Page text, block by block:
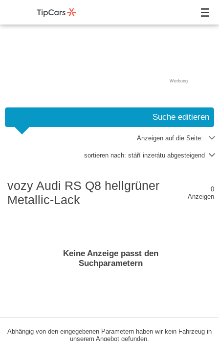
Werbung
Suche editieren
Anzeigen auf die Seite:
sortieren nach: stáří inzerátu abgesteigend
vozy Audi RS Q8 hellgrüner
Metallic-Lack
0
Anzeigen
Keine Anzeige passt den
Suchparametern
Abhängig von den eingegebenen Parametern haben wir kein Fahrzeug in
unserem Angebot gefunden.